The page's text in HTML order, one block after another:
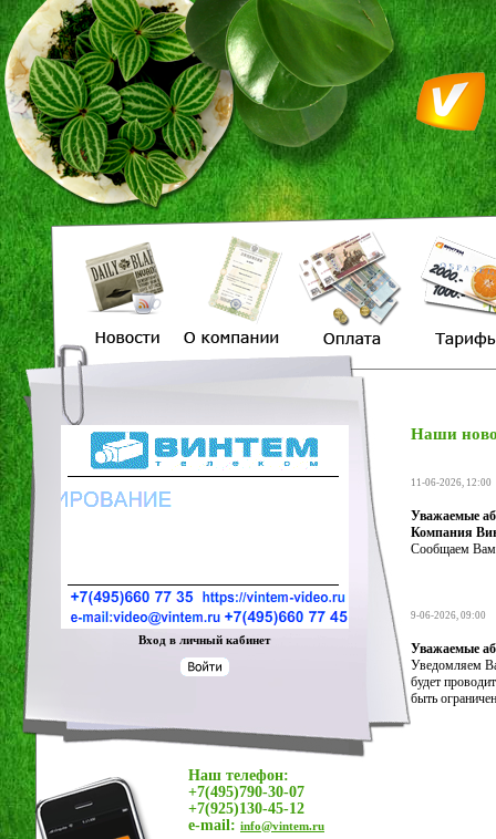
Вход в личный кабинет
Наш телефон:
+7(495)790-30-07
+7(925)130-45-12
e-mail: info@vintem.ru
Наши
11-06-2026, 12:00
Уважаемые
Компания
Сообщаем Вам,
9-06-2026, 09:00
Уважаемые
Уведомляем
будет
быть